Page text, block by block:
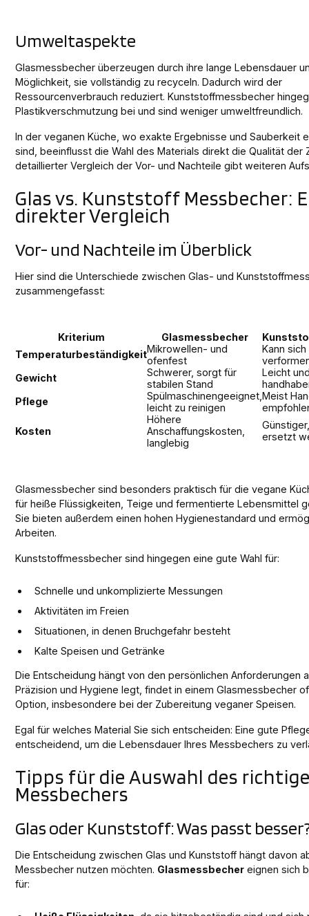
Umweltaspekte
Glasmessbecher überzeugen durch ihre lange Lebensdauer
Möglichkeit, sie vollständig zu recyceln. Dadurch wird der
Ressourcenverbrauch reduziert. Kunststoffmessbecher
Plastikverschmutzung bei und sind weniger umweltfreundlich.
In der veganen Küche, wo exakte Ergebnisse und Sauberkeit
sind, beeinflusst die Wahl des Materials direkt die Qualität der
detaillierter Vergleich der Vor- und Nachteile gibt weiteren
Glas vs. Kunststoff Messbecher:
direkter Vergleich
Vor- und Nachteile im Überblick
Hier sind die Unterschiede zwischen Glas- und
zusammengefasst:
Kriterium Glasmessbecher
TemperaturbeständigkeitMikrowellen- und
ofenfest
Kann
Gewicht
Schwerer, sorgt für
stabilen Stand
Leicht
Pflege
Spülmaschinengeeignet,
leicht zu reinigen
Meist
Kosten
Höhere
Anschaffungskosten,
langlebig
ersetzt
Glasmessbecher sind besonders praktisch für die vegane
für heiße Flüssigkeiten, Teige und fermentierte Lebensmittel
Sie bieten außerdem einen hohen Hygienestandard und
Arbeiten.
Kunststoffmessbecher sind hingegen eine gute Wahl für:
Schnelle und unkomplizierte Messungen
Aktivitäten im Freien
Situationen, in denen Bruchgefahr besteht
Kalte Speisen und Getränke
Die Entscheidung hängt von den persönlichen Anforderungen
Präzision und Hygiene legt, findet in einem Glasmessbecher
Option, insbesondere bei der Zubereitung veganer Speisen.
Egal für welches Material Sie sich entscheiden: Eine gute
entscheidend, um die Lebensdauer Ihres Messbechers zu
Tipps für die Auswahl des
Messbechers
Glas oder Kunststoff: Was passt
Die Entscheidung zwischen Glas und Kunststoff hängt davon
Messbecher nutzen möchten. Glasmessbecher eignen sich
für: